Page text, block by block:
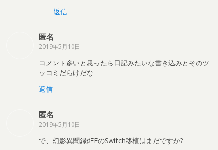
返信
匿名
2019年5月10日
コメント多いと思ったら日記みたいな書き込みとそのツ
ッコミだらけだな
返信
匿名
2019年5月10日
で、幻影異聞録♯FEのSwitch移植はまだですか?